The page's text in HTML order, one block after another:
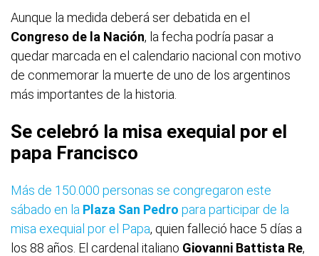
Aunque la medida deberá ser debatida en el
Congreso de la Nación, la fecha podría pasar a
quedar marcada en el calendario nacional con motivo
de conmemorar la muerte de uno de los argentinos
más importantes de la historia.
Se celebró la misa exequial por el
papa Francisco
Más de 150.000 personas se congregaron este
sábado en la Plaza San Pedro para participar de la
misa exequial por el Papa, quien falleció hace 5 días a
los 88 años. El cardenal italiano Giovanni Battista Re,